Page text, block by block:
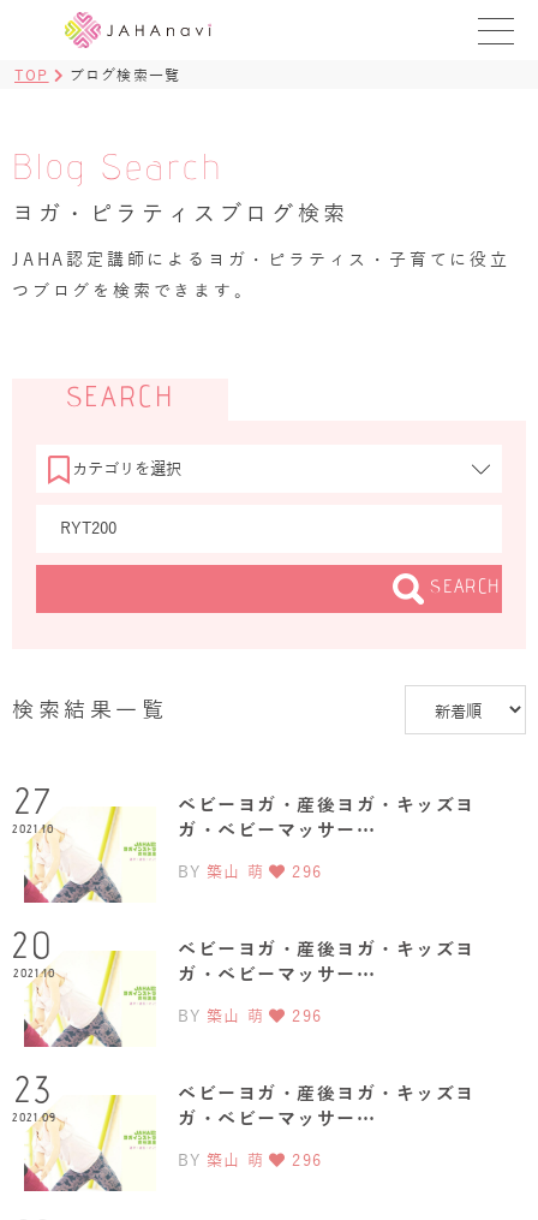
BLOG
ヨガ資格講座 ›
TOP ブログ検索一覧
Blog Search
ヨガ・ピラティスブログ検索
JAHA認定講師によるヨガ・ピラティス・子育てに役立
つブログを検索できます。
SEARCH
SEARCH
検索結果一覧
27
2021.10
ベビーヨガ・産後ヨガ・キッズヨ
ガ・ベビーマッサー…
BY 築山 萌 296
20
2021.10
ベビーヨガ・産後ヨガ・キッズヨ
ガ・ベビーマッサー…
BY 築山 萌 296
23
2021.09
ベビーヨガ・産後ヨガ・キッズヨ
ガ・ベビーマッサー…
BY 築山 萌 296